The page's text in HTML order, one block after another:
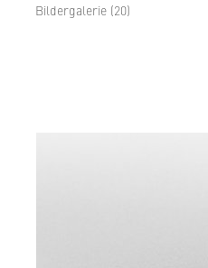
Bildergalerie (20)